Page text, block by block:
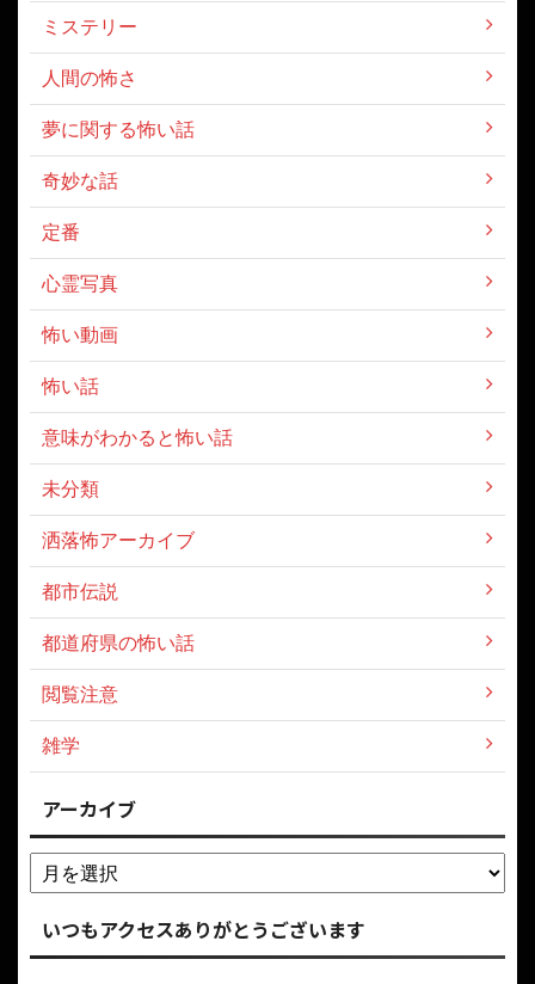
ミステリー
人間の怖さ
夢に関する怖い話
奇妙な話
定番
心霊写真
怖い動画
怖い話
意味がわかると怖い話
未分類
洒落怖アーカイブ
都市伝説
都道府県の怖い話
閲覧注意
雑学
アーカイブ
いつもアクセスありがとうございます